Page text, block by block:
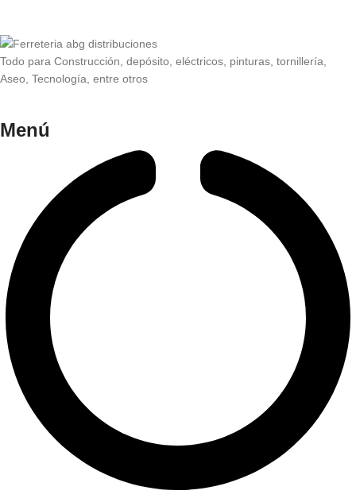
Todo para Construcción, depósito, eléctricos, pinturas, tornillería,
Aseo, Tecnología, entre otros
Menú